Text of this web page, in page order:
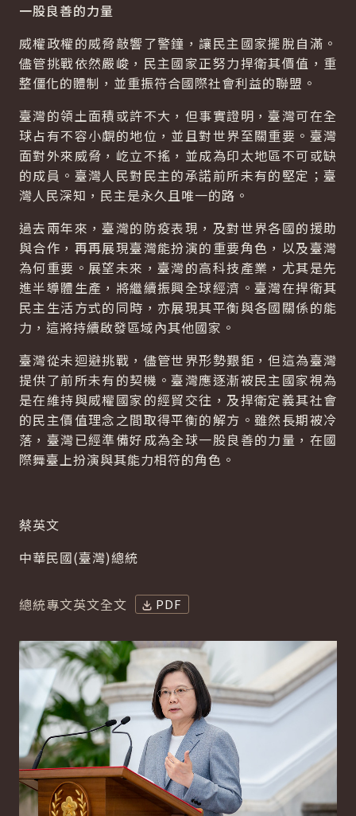
一股良善的力量
威權政權的威脅敲響了警鐘，讓民主國家擺脫自滿。
儘管挑戰依然嚴峻，民主國家正努力捍衛其價值，重
整僵化的體制，並重振符合國際社會利益的聯盟。
臺灣的領土面積或許不大，但事實證明，臺灣可在全
球占有不容小覷的地位，並且對世界至關重要。臺灣
面對外來威脅，屹立不搖，並成為印太地區不可或缺
的成員。臺灣人民對民主的承諾前所未有的堅定；臺
灣人民深知，民主是永久且唯一的路。
過去兩年來，臺灣的防疫表現，及對世界各國的援助
與合作，再再展現臺灣能扮演的重要角色，以及臺灣
為何重要。展望未來，臺灣的高科技產業，尤其是先
進半導體生產，將繼續振興全球經濟。臺灣在捍衛其
民主生活方式的同時，亦展現其平衡與各國關係的能
力，這將持續啟發區域內其他國家。
臺灣從未迴避挑戰，儘管世界形勢艱鉅，但這為臺灣
提供了前所未有的契機。臺灣應逐漸被民主國家視為
是在維持與威權國家的經貿交往，及捍衛定義其社會
的民主價值理念之間取得平衡的解方。雖然長期被冷
落，臺灣已經準備好成為全球一股良善的力量，在國
際舞臺上扮演與其能力相符的角色。
蔡英文
中華民國(臺灣)總統
總統專文英文全文 PDF